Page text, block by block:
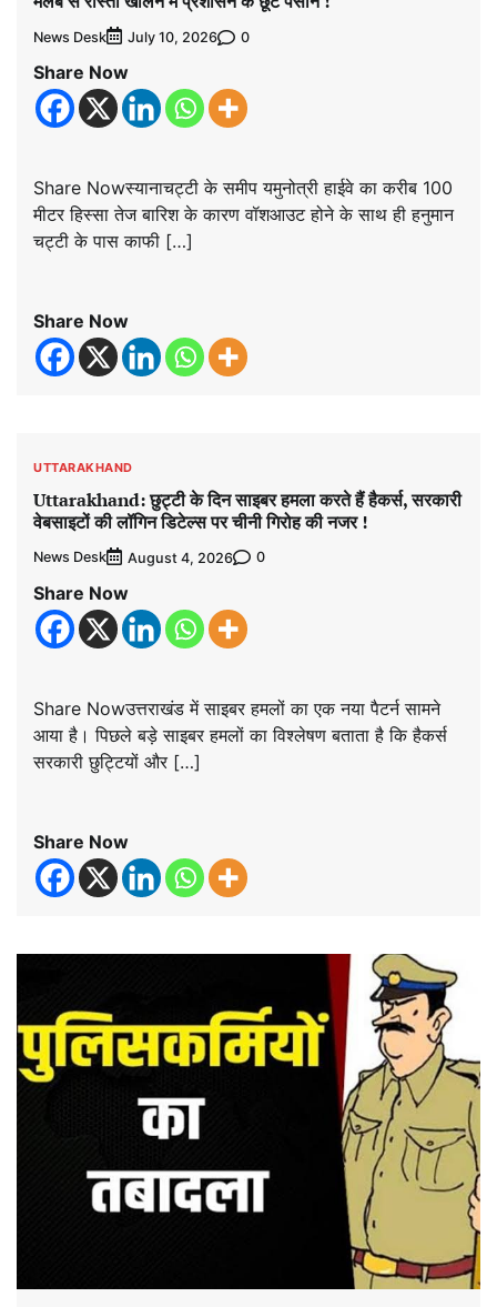
News Desk July 10, 2026 0
Share Now
Share Nowस्यानाचट्टी के समीप यमुनोत्री हाईवे का करीब 100
मीटर हिस्सा तेज बारिश के कारण वॉशआउट होने के साथ ही हनुमान
चट्टी के पास काफी […]
Share Now
UTTARAKHAND
Uttarakhand: छुट्टी के दिन साइबर हमला करते हैं हैकर्स, सरकारी
वेबसाइटों की लॉगिन डिटेल्स पर चीनी गिरोह की नजर !
News Desk August 4, 2026 0
Share Now
Share Nowउत्तराखंड में साइबर हमलों का एक नया पैटर्न सामने
आया है। पिछले बड़े साइबर हमलों का विश्लेषण बताता है कि हैकर्स
सरकारी छुट्टियों और […]
Share Now